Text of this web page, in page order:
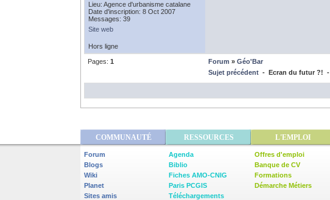
Lieu: Agence d'urbanisme catalane
Date d'inscription: 8 Oct 2007
Messages: 39
Site web
Hors ligne
Pages: 1 Forum » Géo'Bar
Sujet précédent - Ecran du futur ?! -
COMMUNAUTÉ RESSOURCES L'EMPLOI
Forum
Blogs
Wiki
Planet
Sites amis
Agenda
Biblio
Fiches AMO-CNIG
Paris PCGIS
Téléchargements
Offres d'emploi
Banque de CV
Formations
Démarche Métiers